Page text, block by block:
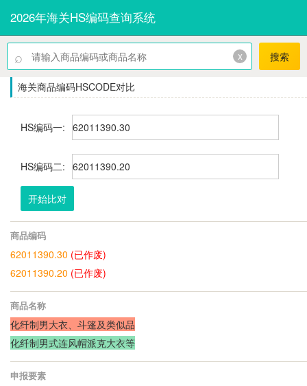
2026年海关HS编码查询系统
⌕ x 搜索
海关商品编码HSCODE对比
HS编码一:
HS编码二:
开始比对
商品编码
62011390.30 (已作废)
62011390.20 (已作废)
商品名称
化纤制男大衣、斗篷及类似品
化纤制男式连风帽派克大衣等
申报要素